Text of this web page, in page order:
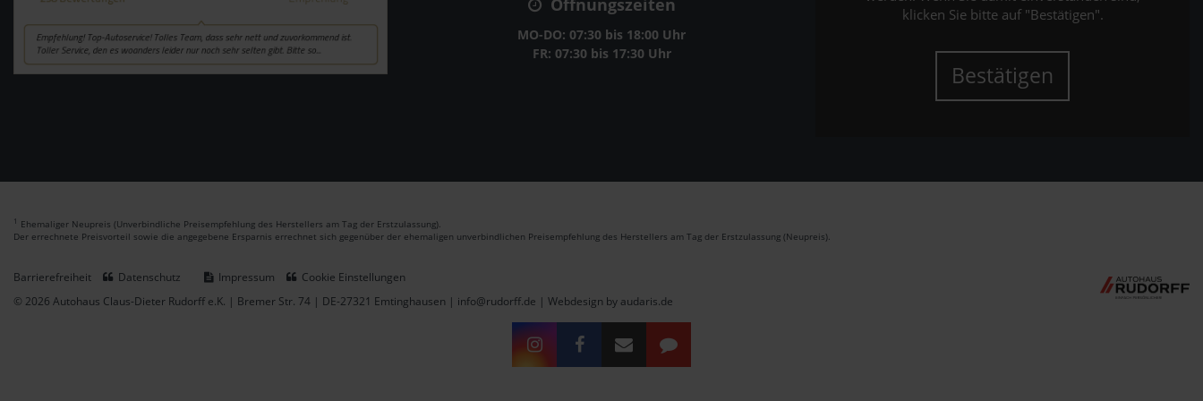
Öffnungszeiten
MO-DO: 07:30 bis 18:00 Uhr
FR: 07:30 bis 17:30 Uhr
klicken Sie bitte auf "Bestätigen".
Bestätigen
1 Ehemaliger Neupreis (Unverbindliche Preisempfehlung des Herstellers am Tag der Erstzulassung).
Der errechnete Preisvorteil sowie die angegebene Ersparnis errechnet sich gegenüber der ehemaligen unverbindlichen Preisempfehlung des Herstellers am Tag der Erstzulassung (Neupreis).
Barrierefreiheit Datenschutz Impressum
Cookie Einstellungen
© 2026 Autohaus Claus-Dieter Rudorff e.K. | Bremer Str. 74 | DE-27321 Emtinghausen | info@rudorff.de | Webdesign by audaris.de